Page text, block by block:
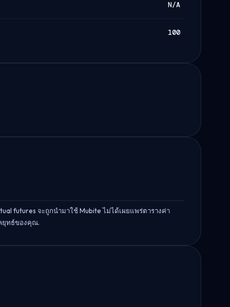
N/A
100
futures จะถูกนำมาใช้ Mubite ไม่ได้เผยแพร่ตารางค่า
ยุทธ์ของคุณ.